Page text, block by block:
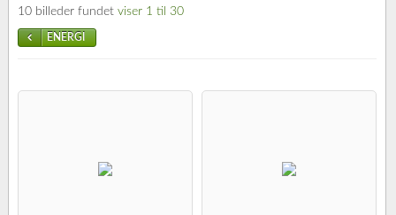
10 billeder fundet viser 1 til 30
ENERGI